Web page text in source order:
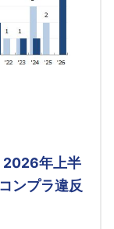
2026年上半
ンプラ違反